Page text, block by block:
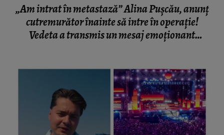
„Am intrat în metastază” Alina Pușcău, anunț
cutremurător înainte să intre în operație!
Vedeta a transmis un mesaj emoționant